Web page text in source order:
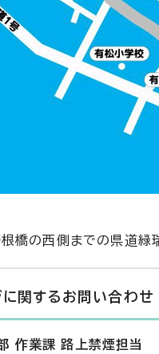
橋の西側までの県道緑
関する お問い合わせ
作業課 路上禁煙担当